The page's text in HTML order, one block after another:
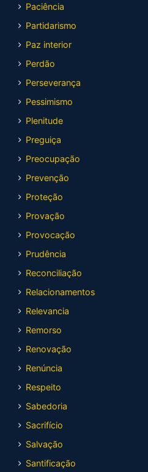
Paciência
Partidarismo
Paz interior
Perdão
Perseverança
Pessimismo
Plenitude
Preguiça
Preocupação
Prevenção
Proteção
Provação
Provocação
Prudência
Reconciliação
Relacionamentos
Relevancia
Remorso
Renovação
Renúncia
Respeito
Sabedoria
Sacrifício
Salvação
Santificação